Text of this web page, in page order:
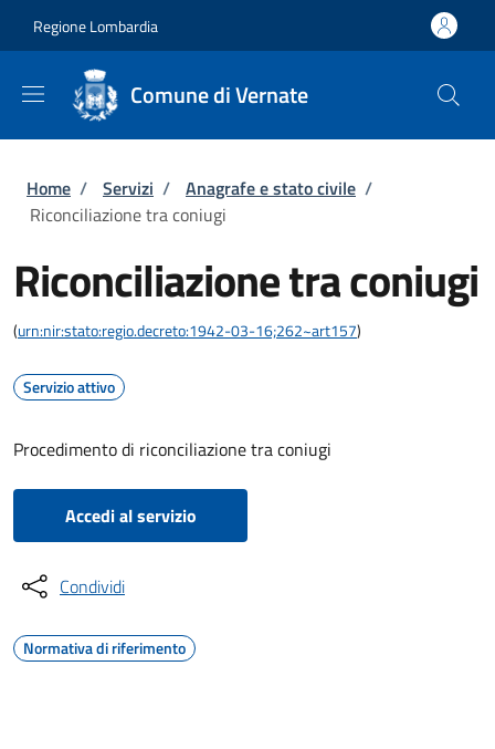
Regione Lombardia
Comune di Vernate
Briciole di pane
Home / Servizi / Anagrafe e stato civile /
Riconciliazione tra coniugi
Riconciliazione tra coniugi
(urn:nir:stato:regio.decreto:1942-03-16;262~art157)
Servizio attivo
Procedimento di riconciliazione tra coniugi
Accedi al servizio
Condividi
Normativa di riferimento